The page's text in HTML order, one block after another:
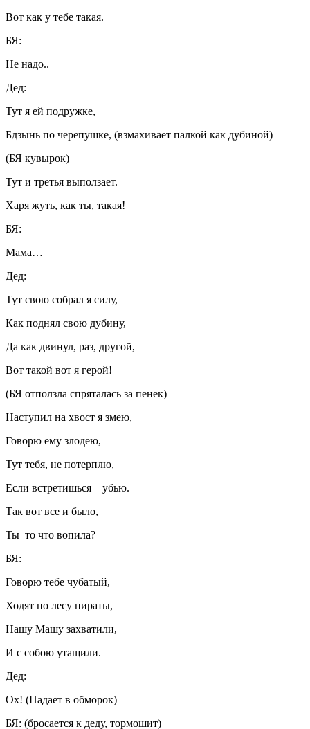
Вот как у тебе такая.
БЯ:
Не надо..
Дед:
Тут я ей подружке,
Бдзынь по черепушке, (взмахивает палкой как дубиной)
(БЯ кувырок)
Тут и третья выползает.
Харя жуть, как ты, такая!
БЯ:
Мама…
Дед:
Тут свою собрал я силу,
Как поднял свою дубину,
Да как двинул, раз, другой,
Вот такой вот я герой!
(БЯ отползла спряталась за пенек)
Наступил на хвост я змею,
Говорю ему злодею,
Тут тебя, не потерплю,
Если встретишься – убью.
Так вот все и было,
Ты то что вопила?
БЯ:
Говорю тебе чубатый,
Ходят по лесу пираты,
Нашу Машу захватили,
И с собою утащили.
Дед:
Ох! (Падает в обморок)
БЯ: (бросается к деду, тормошит)